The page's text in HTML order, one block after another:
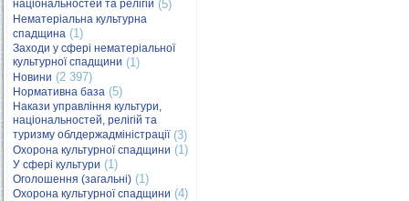
національностей та релігій (5)
Нематеріальна культурна
спадщина (1)
Заходи у сфері нематеріальної
культурної спадщини (1)
Новини (2 397)
Нормативна база (5)
Накази управління культури,
національностей, релігій та
туризму облдержадміністрації(3)
Охорона культурної спадщини (1)
У сфері культури (1)
Оголошення (загальні) (1)
Охорона культурної спадщини (4)